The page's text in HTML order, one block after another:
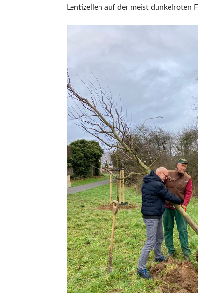
Lentizellen auf der meist dunkelroten